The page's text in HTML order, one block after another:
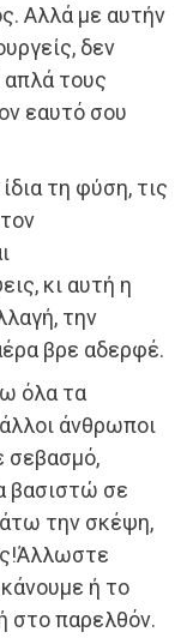
Αλλά με αυτήν
δεν
απλά τους
εαυτό σου
τη φύση, τις
κι αυτή η
την
βρε αδερφέ.
όλα τα
άνθρωποι
σεβασμό,
βασιστώ σε
την σκέψη,
ή το
στο παρελθόν.